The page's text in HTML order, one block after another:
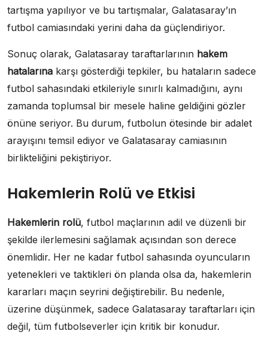
tartışma yapılıyor ve bu tartışmalar, Galatasaray’ın
futbol camiasındaki yerini daha da güçlendiriyor.
Sonuç olarak, Galatasaray taraftarlarının hakem
hatalarına karşı gösterdiği tepkiler, bu hataların sadece
futbol sahasındaki etkileriyle sınırlı kalmadığını, aynı
zamanda toplumsal bir mesele haline geldiğini gözler
önüne seriyor. Bu durum, futbolun ötesinde bir adalet
arayışını temsil ediyor ve Galatasaray camiasının
birlikteliğini pekiştiriyor.
Hakemlerin Rolü ve Etkisi
Hakemlerin rolü, futbol maçlarının adil ve düzenli bir
şekilde ilerlemesini sağlamak açısından son derece
önemlidir. Her ne kadar futbol sahasında oyuncuların
yetenekleri ve taktikleri ön planda olsa da, hakemlerin
kararları maçın seyrini değiştirebilir. Bu nedenle,
üzerine düşünmek, sadece Galatasaray taraftarları için
değil, tüm futbolseverler için kritik bir konudur.